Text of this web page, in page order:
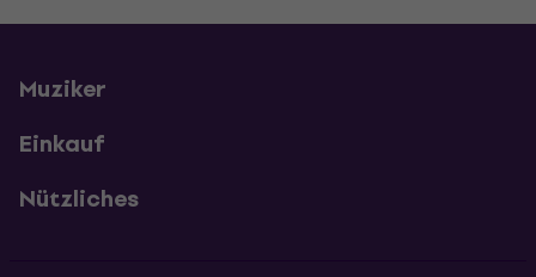
Muziker
Einkauf
Nützliches